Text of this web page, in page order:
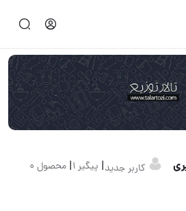
کاربر جدید| پیگیر 1 | محصول 0